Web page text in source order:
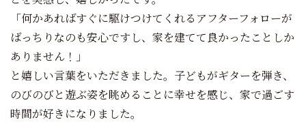
「何かあればすぐに駆けつけてくれるアフターフォローが
ばっちりなのも安心ですし、家を建てて良かったことしか
ありません！」
と嬉しい言葉をいただきました。子どもがギターを弾き、
のびのびと遊ぶ姿を眺めることに幸せを感じ、家で過ごす
時間が好きになりました。